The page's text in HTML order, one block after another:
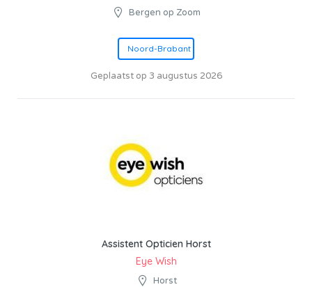
Bergen op Zoom
Noord-Brabant
Geplaatst op 3 augustus 2026
Assistent Opticien Horst
Eye Wish
Horst